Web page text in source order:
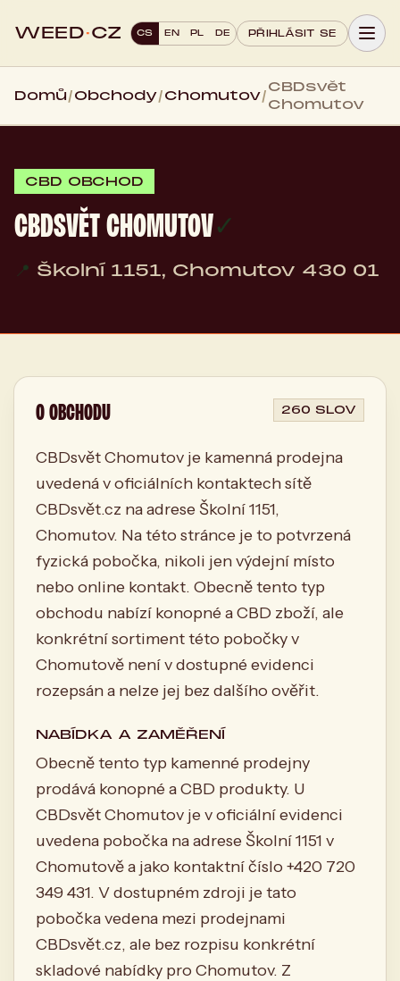
WEED·CZ CS EN PL DE PŘIHLÁSIT SE
Domů/Obchody/Chomutov/
CBDsvět
Chomutov
CBD OBCHOD
CBDSVĚT CHOMUTOV✓
📍 Školní 1151, Chomutov 430 01
O OBCHODU 260 SLOV
CBDsvět Chomutov je kamenná prodejna
uvedená v oficiálních kontaktech sítě
CBDsvět.cz na adrese Školní 1151,
Chomutov. Na této stránce je to potvrzená
fyzická pobočka, nikoli jen výdejní místo
nebo online kontakt. Obecně tento typ
obchodu nabízí konopné a CBD zboží, ale
konkrétní sortiment této pobočky v
Chomutově není v dostupné evidenci
rozepsán a nelze jej bez dalšího ověřit.
NABÍDKA A ZAMĚŘENÍ
Obecně tento typ kamenné prodejny
prodává konopné a CBD produkty. U
CBDsvět Chomutov je v oficiální evidenci
uvedena pobočka na adrese Školní 1151 v
Chomutově a jako kontaktní číslo +420 720
349 431. V dostupném zdroji je tato
pobočka vedena mezi prodejnami
CBDsvět.cz, ale bez rozpisu konkrétní
skladové nabídky pro Chomutov. Z